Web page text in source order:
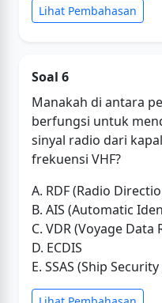
Lihat Pembahasan
Soal 6
Manakah di antara
berfungsi untuk
sinyal radio dari
frekuensi VHF?
A. RDF (Radio
B. AIS (Automatic
C. VDR (Voyage Data
D. ECDIS
E. SSAS (Ship